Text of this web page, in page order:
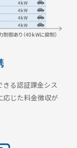
きる認証課金シス
応じた料金徴収が